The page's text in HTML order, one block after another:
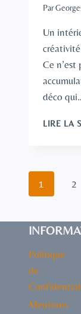
Par
Un
Ce n’est
déco
LIRE LA
page
1 2
Politique
de
Mentions